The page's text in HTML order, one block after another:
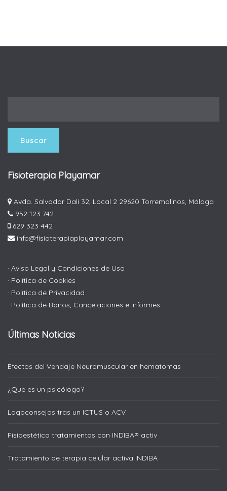
Fisioterapia Playamar
Avda. Salvador Dalí 32, Local 2 29620 Torremolinos, Málaga
952 123 742
629 323 442
info@fisioterapiaplayamar.com
· Aviso Legal y Condiciones de Uso
· Política de Cookies
· Política de Privacidad
· Política de Bonos, Cancelaciones e Informes
Últimas Noticias
Efectos del Vendaje Neuromuscular en hematomas
¿Que es un psicólogo?
Logoconsejos tras un ICTUS o ACV
Fisioestética tratamientos con INDIBA® activ
Tratamiento de terapia celular activa INDIBA